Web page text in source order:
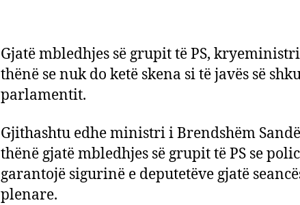
Gjatë mbledhjes së grupit të PS,
thënë se nuk do ketë skena si të javës së
parlamentit.
Gjithashtu edhe ministri i Brendshëm
thënë gjatë mbledhjes së grupit të PS se
garantojë sigurinë e deputetëve gjatë
plenare.